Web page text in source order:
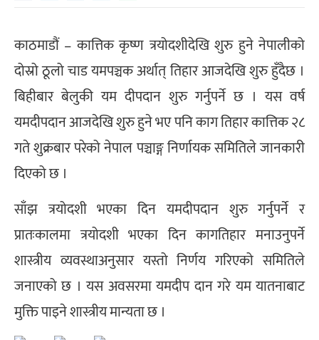
काठमाडौं – कात्तिक कृष्ण त्रयोदशीदेखि शुरु हुने नेपालीको
दोस्रो ठूलो चाड यमपञ्चक अर्थात् तिहार आजदेखि शुरु हुँदैछ ।
बिहीबार बेलुकी यम दीपदान शुरु गर्नुपर्ने छ । यस वर्ष
यमदीपदान आजदेखि शुरु हुने भए पनि काग तिहार कात्तिक २८
गते शुक्रबार परेको नेपाल पञ्चाङ्ग निर्णायक समितिले जानकारी
दिएको छ ।
साँझ त्रयोदशी भएका दिन यमदीपदान शुरु गर्नुपर्ने र
प्रातःकालमा त्रयोदशी भएका दिन कागतिहार मनाउनुपर्ने
शास्त्रीय व्यवस्थाअनुसार यस्तो निर्णय गरिएको समितिले
जनाएको छ । यस अवसरमा यमदीप दान गरे यम यातनाबाट
मुक्ति पाइने शास्त्रीय मान्यता छ ।